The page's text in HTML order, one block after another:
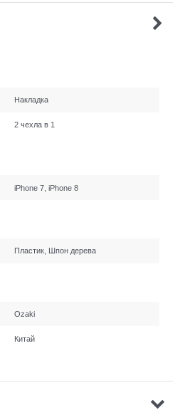
Накладка
2 чехла в 1
iPhone 7, iPhone 8
Пластик, Шпон дерева
Ozaki
Китай